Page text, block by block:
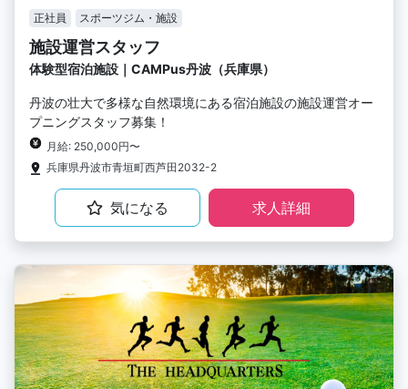
正社員 スポーツジム・施設
施設運営スタッフ
体験型宿泊施設｜CAMPus丹波（兵庫県）
丹波の壮大で多様な自然環境にある宿泊施設の施設運営オー
プニングスタッフ募集！
月給: 250,000円〜
兵庫県丹波市青垣町西芦田2032-2
気になる 求人詳細